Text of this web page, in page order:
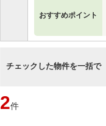
おすすめポイント
チェックした物件を一括で
2件